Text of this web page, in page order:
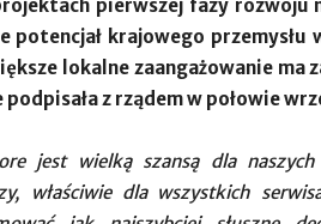
pierwszej fazy rozwoju
potencjał krajowego
lokalne zaangażowanie
z rządem w połowie
jest wielką szansą dla
właściwie dla wszystkich